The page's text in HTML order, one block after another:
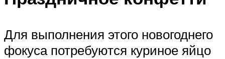
Для выполнения этого новогоднего
фокуса потребуются куриное яйцо